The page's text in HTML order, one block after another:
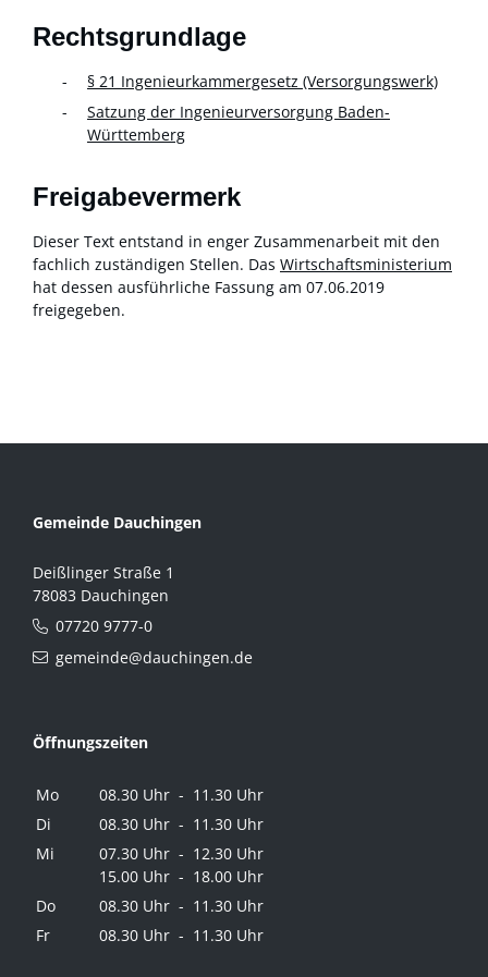
Rechtsgrundlage
§ 21 Ingenieurkammergesetz (Versorgungswerk)
Satzung der Ingenieurversorgung Baden-
Württemberg
Freigabevermerk
Dieser Text entstand in enger Zusammenarbeit mit den
fachlich zuständigen Stellen. Das Wirtschaftsministerium
hat dessen ausführliche Fassung am 07.06.2019
freigegeben.
Gemeinde Dauchingen
Deißlinger Straße 1
78083 Dauchingen
07720 9777-0
gemeinde@dauchingen.de
Öffnungszeiten
Mo
08.30 Uhr - 11.30 Uhr
Di
08.30 Uhr - 11.30 Uhr
Mi
07.30 Uhr - 12.30 Uhr
15.00 Uhr - 18.00 Uhr
Do
08.30 Uhr - 11.30 Uhr
Fr
08.30 Uhr - 11.30 Uhr